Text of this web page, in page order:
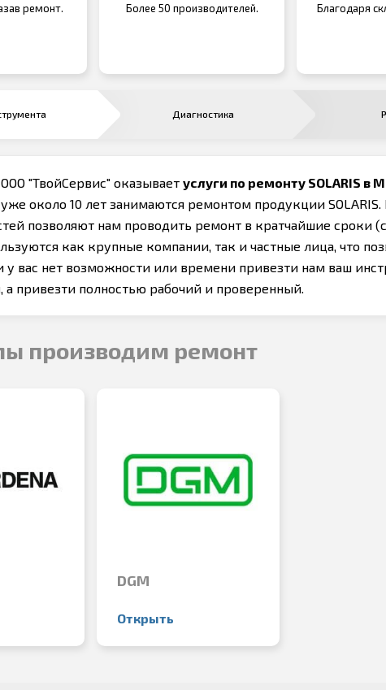
ремонт. Более 50 производителей. Благодаря
Диагностика
"ТвойСервис" оказывает услуги по ремонту SOLARIS в
около 10 лет занимаются ремонтом продукции
позволяют нам проводить ремонт в кратчайшие
как крупные компании, так и частные лица, что
у вас нет возможности или времени привезти нам ваш
а привезти полностью рабочий и проверенный.
производим ремонт
DGM
Открыть